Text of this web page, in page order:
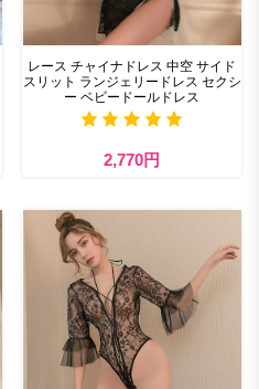
レース チャイナドレス 中空 サイド
スリット ランジェリードレス セクシ
ー ベビードールドレス
2,770円